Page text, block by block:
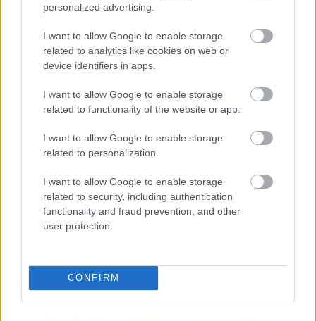
personalized advertising.
I want to allow Google to enable storage
related to analytics like cookies on web or
device identifiers in apps.
I want to allow Google to enable storage
related to functionality of the website or app.
I want to allow Google to enable storage
related to personalization.
I want to allow Google to enable storage
related to security, including authentication
functionality and fraud prevention, and other
user protection.
CONFIRM
Môže aspirín zachrániť
ochabnuté izbové
rastliny? Pravda vás
možno prekvapí
Júlový reštart uhoriek
nakladačiek: Ako ich
kvitnutia?
CHALUPA